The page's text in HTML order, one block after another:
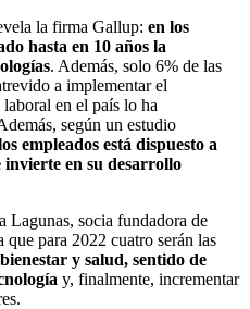
la firma Gallup: en los
hasta en 10 años la
. Además, solo 6% de las
a implementar el
en el país lo ha
según un estudio
empleados está dispuesto a
invierte en su desarrollo
Lagunas, socia fundadora de
para 2022 cuatro serán las
bienestar y salud, sentido de
y, finalmente, incrementar